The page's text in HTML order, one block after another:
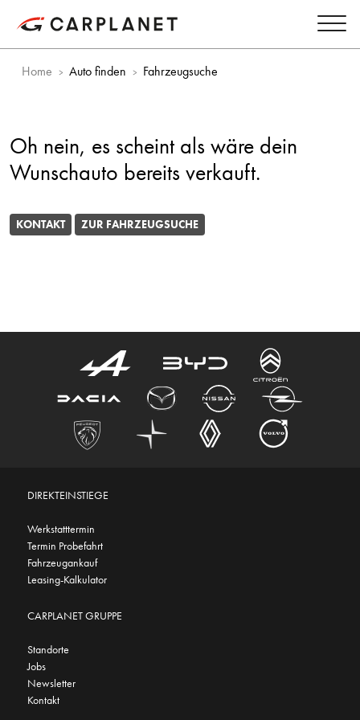
Home Auto finden Fahrzeugsuche
Oh nein, es scheint als wäre dein
Wunschauto bereits verkauft.
KONTAKT ZUR FAHRZEUGSUCHE
DIREKTEINSTIEGE
Werkstatttermin
Termin Probefahrt
Fahrzeugankauf
Leasing-Kalkulator
CARPLANET GRUPPE
Standorte
Jobs
Newsletter
Kontakt